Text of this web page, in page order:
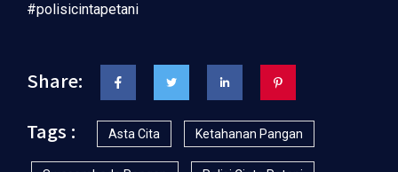
#polisicintapetani
Share:
Tags :
Asta Cita Ketahanan Pangan